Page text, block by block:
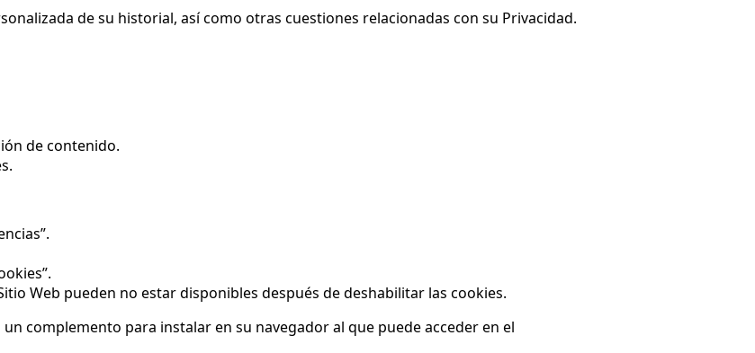
de su historial, así como otras cuestiones relacionadas con su Privacidad.
de contenido.
Web pueden no estar disponibles después de deshabilitar las cookies.
complemento para instalar en su navegador al que puede acceder en el